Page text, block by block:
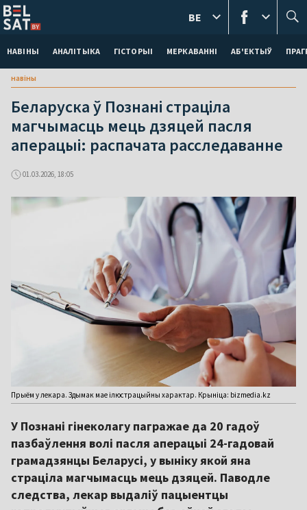
НАВІНЫ АНАЛІТЫКА ГІСТОРЫІ МЕРКАВАННI АБ'ЕКТЫЎ
BE
навіны
Беларуска ў Познані страціла
магчымасць мець дзяцей пасля
аперацыі: распачата расследаванне
01.03.2026, 18:05
Прыём у лекара. Здымак мае ілюстрацыйны характар. Крыніца: bizmedia.kz
У Познані гінеколагу пагражае да 20 гадоў
пазбаўлення волі пасля аперацыі 24-гадовай
грамадзянцы Беларусі, у выніку якой яна
страціла магчымасць мець дзяцей. Паводле
следства, лекар выдаліў пацыентцы